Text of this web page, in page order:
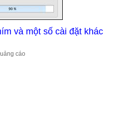
và một số cài đặt khác